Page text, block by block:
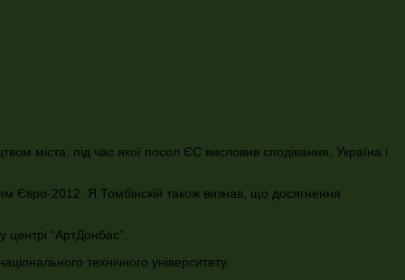
міста, під час якої посол ЄС висловив сподівання, Україна і
Євро-2012. Я.Томбінскій також визнав, що досягнення
“АртДонбас”.
технічного університету.